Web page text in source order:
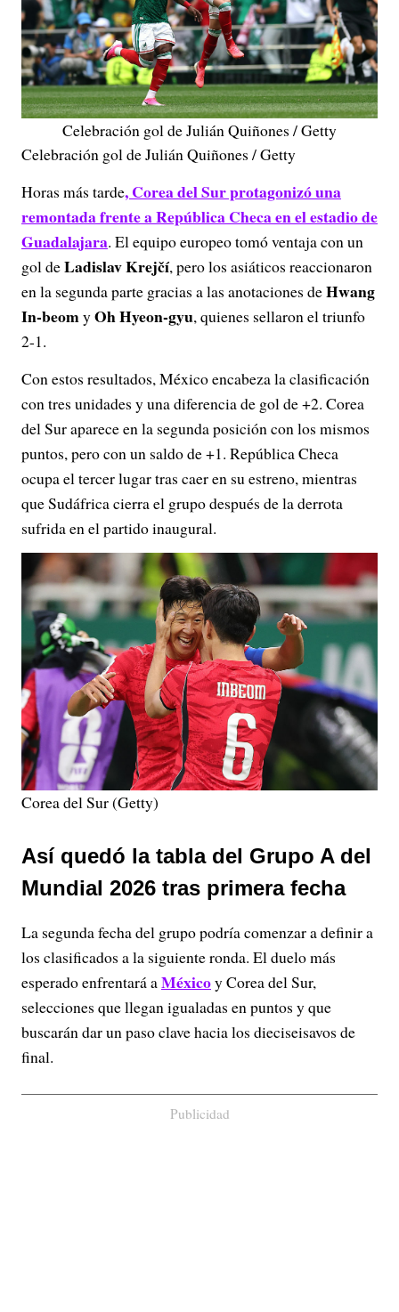
Celebración gol de Julián Quiñones / Getty
Celebración gol de Julián Quiñones / Getty
Horas más tarde, Corea del Sur protagonizó una
remontada frente aRepúblicaCheca en el estadio de
Guadalajara. El equipo europeo tomó ventaja con un
gol deLadislav Krejčí, pero los asiáticos reaccionaron
en la segunda parte gracias a las anotaciones deHwang
In-beomyOh Hyeon-gyu, quienes sellaron el triunfo
2-1.
Con estos resultados, México encabeza la clasificación
con tres unidades y una diferencia de gol de +2. Corea
del Sur aparece en la segunda posición con los mismos
puntos, pero con un saldo de +1. República Checa
ocupa el tercer lugar tras caer en su estreno, mientras
que Sudáfrica cierra el grupo después de la derrota
sufrida en el partido inaugural.
Corea del Sur (Getty)
Así quedó la tabla del Grupo A del
Mundial 2026 tras primera fecha
La segunda fecha del grupo podría comenzar a definir a
los clasificados a la siguiente ronda. El duelo más
esperado enfrentará aMéxicoy Corea del Sur,
selecciones que llegan igualadas en puntos y que
buscarán dar un paso clave hacia los dieciseisavos de
final.
Publicidad